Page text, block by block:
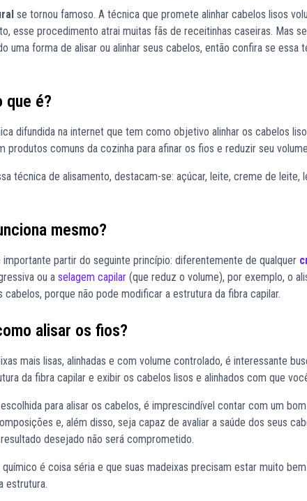
se tornou famoso. A técnica que promete alinhar cabelos lisos
esse procedimento atrai muitas fãs de receitinhas caseiras. Mas
uma forma de alisar ou alinhar seus cabelos, então confira se essa
que é?
difundida na internet que tem como objetivo alinhar os cabelos
produtos comuns da cozinha para afinar os fios e reduzir seu
técnica de alisamento, destacam-se: açúcar, leite, creme de leite,
mesmo?
importante partir do seguinte princípio: diferentemente de qualquer
ou a selagem capilar (que reduz o volume), por exemplo, o
porque não pode modificar a estrutura da fibra capilar.
alisar os fios?
mais lisas, alinhadas e com volume controlado, é interessante
da fibra capilar e exibir os cabelos lisos e alinhados com que
para alisar os cabelos, é imprescindível contar com um
e, além disso, seja capaz de avaliar a saúde dos seus
desejado não será comprometido.
é coisa séria e que suas madeixas precisam estar muito
estrutura.